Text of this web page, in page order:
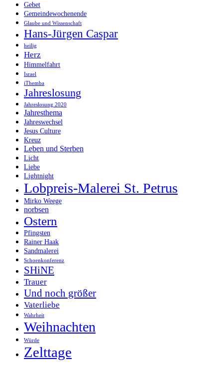
Gebet
Gemeindewochenende
Glaube und Wissenschaft
Hans-Jürgen Caspar
heilig
Herz
Himmelfahrt
Israel
iThemba
Jahreslosung
Jahreslosung 2020
Jahresthema
Jahreswechsel
Jesus Culture
Kreuz
Leben und Sterben
Licht
Liebe
Lightnight
Lobpreis-Malerei St. Petrus
Mirko Weege
norbsen
Ostern
Pfingsten
Rainer Haak
Sandmalerei
Schoenkonferenz
SHiNE
Trauer
Und noch größer
Vaterliebe
Wahrheit
Weihnachten
Würde
Zelttage